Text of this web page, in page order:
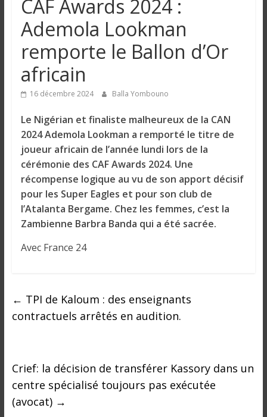
n
g
u
e
é
r
a
l
e
CAF Awards 2024 :
Ademola Lookman
remporte le Ballon d’Or
africain
16 décembre 2024 Balla Yombouno
Le Nigérian et finaliste malheureux de la CAN
2024 Ademola Lookman a remporté le titre de
joueur africain de l’année lundi lors de la
cérémonie des CAF Awards 2024. Une
récompense logique au vu de son apport décisif
pour les Super Eagles et pour son club de
l’Atalanta Bergame. Chez les femmes, c’est la
Zambienne Barbra Banda qui a été sacrée.
Avec France 24
← TPI de Kaloum : des enseignants
contractuels arrêtés en audition.
Crief: la décision de transférer Kassory dans un
centre spécialisé toujours pas exécutée
(avocat) →